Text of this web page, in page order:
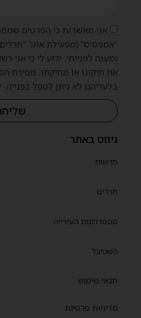
ניווט באתר
חדשות
חרדים
ממסדרונות העירייה
השטיבל
תנאי שימוש
מדיניות פרטיות
אני מאשר/ת כי הפרטים
"אמפסיס" (מפעילת אתר "חרדים
ומענה לפנייתי. ידוע לי כי אני
את תיקונו או מחיקתו. מסירת
בלעדיהם לא ניתן לטפל בפנייה.